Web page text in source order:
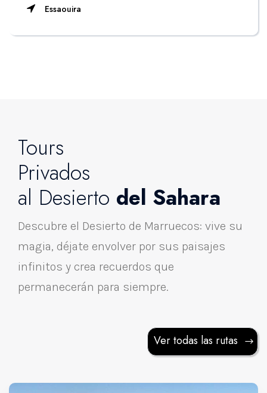
Essaouira
Tours
Privados
al Desierto del Sahara
Descubre el Desierto de Marruecos: vive su
magia, déjate envolver por sus paisajes
infinitos y crea recuerdos que
permanecerán para siempre.
Ver todas las rutas